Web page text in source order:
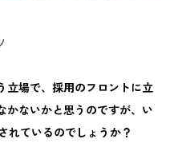
場で、採用のフロントに立
かないかと思うのですが、い
れているのでしょうか？